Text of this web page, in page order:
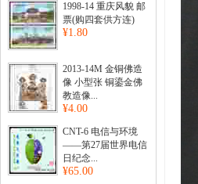
1998-14 重庆风貌 邮
票(购四套供方连)
¥1.80
2013-14M 金铜佛造
像 小型张 铜鎏金佛
教造像...
¥4.00
CNT-6 电信与环境
——第27届世界电信
日纪念...
¥65.00